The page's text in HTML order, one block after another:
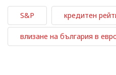
S&P кредитен
влизане на българия в